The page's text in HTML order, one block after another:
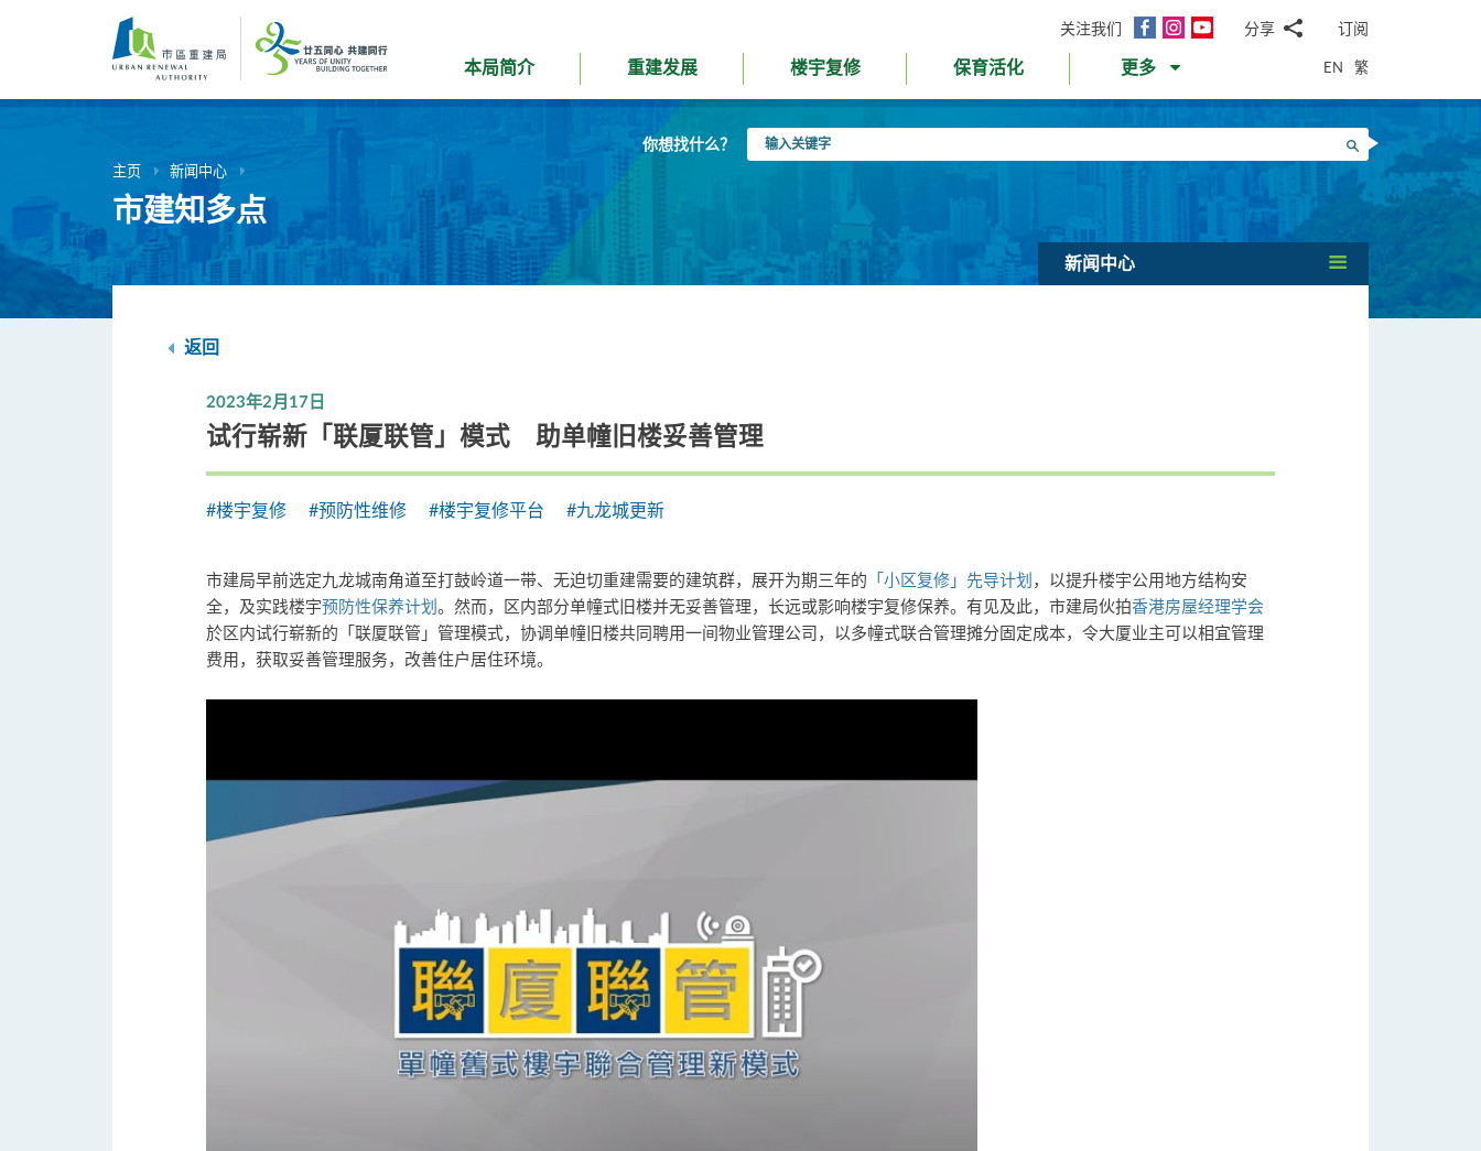
内
关注我们
面
InstagramYouTube分享
邮WhatsApp
微
信
面
书Twitter
LinkedIn
微
订阅
本局简介 重建发展 楼宇复修 保育活化 更多 EN 繁
你想找什么？
入
搜寻
主页 新闻中心
市建知多点
新闻中心
返回
2023年2月17日
试行崭新「联厦联管」模式 助单幢旧楼妥善管理
#楼宇复修 #预防性维修 #楼宇复修平台 #九龙城更新
市建局早前选定九龙城南角道至打鼓岭道一带、无迫切重建需要的建筑群，展开为期三年的 「小区复修」先导计划，以提升楼宇公用地方结构安
全，及实践楼宇预防性保养计划。然而，区内部分单幢式旧楼并无妥善管理，长远或影响楼宇复修保养。有见及此，市建局伙拍香港房屋经理学会
於区内试行崭新的「联厦联管」管理模式，协调单幢旧楼共同聘用一间物业管理公司，以多幢式联合管理摊分固定成本，令大厦业主可以相宜管理
费用，获取妥善管理服务，改善住户居住环境。